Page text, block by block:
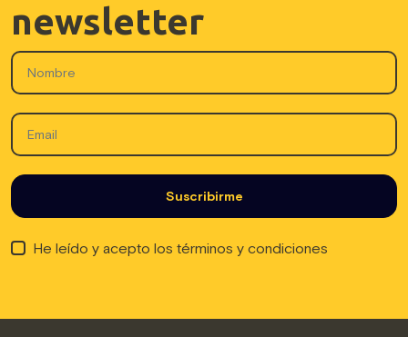
newsletter
He leído y acepto los términos y condiciones